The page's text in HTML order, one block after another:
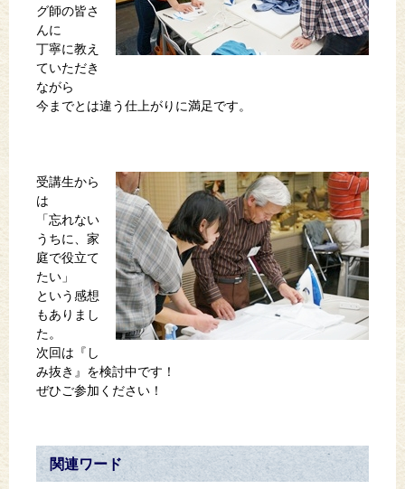
グ師の皆さ
んに
丁寧に教え
ていただき
ながら
今までとは違う仕上がりに満足です。
受講生から
は
「忘れない
うちに、家
庭で役立て
たい」
という感想
もありまし
た。
次回は『し
み抜き』を検討中です！
ぜひご参加ください！
関連ワード